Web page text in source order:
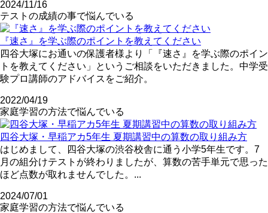
2024/11/16
テストの成績の事で悩んでいる
『速さ』を学ぶ際のポイントを教えてください
四谷大塚にお通いの保護者様より「『速さ』を学ぶ際のポイン
トを教えてください」というご相談をいただきました。中学受
験プロ講師のアドバイスをご紹介。
2022/04/19
家庭学習の方法で悩んでいる
四谷大塚・早稲アカ5年生 夏期講習中の算数の取り組み方
はじめまして、四谷大塚の渋谷校舎に通う小学5年生です。7
月の組分けテストが終わりましたが、算数の苦手単元で思った
ほど点数が取れませんでした。...
2024/07/01
家庭学習の方法で悩んでいる